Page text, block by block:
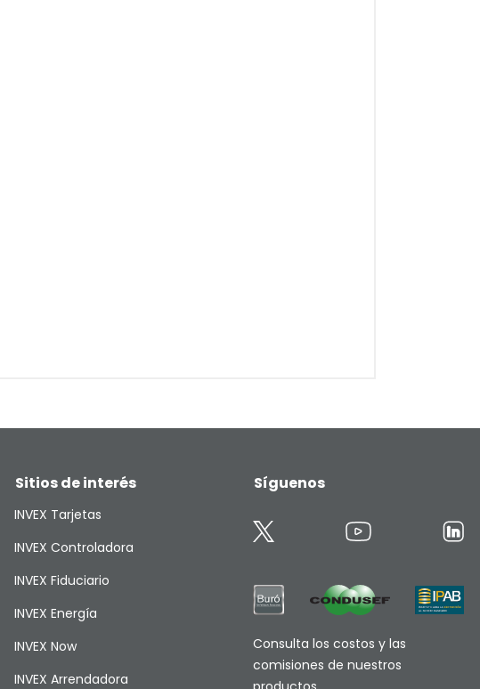
Sitios de interés
INVEX Tarjetas
INVEX Controladora
INVEX Fiduciario
INVEX Energía
INVEX Now
INVEX Arrendadora
Síguenos
Consulta los costos y las
comisiones de nuestros